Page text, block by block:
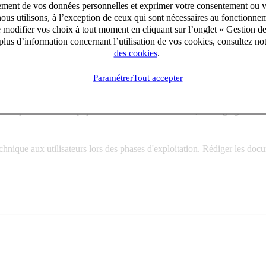
de vos données personnelles et exprimer votre consentement ou
utilisons, à l’exception de ceux qui sont nécessaires au
vos choix à tout moment en cliquant sur l’onglet « Gestion
d’information concernant l’utilisation de vos cookies, consultez
des cookies.
ParamétrerTout accepter
concevez, assemblez et caractérisez des bancs de tests
sur la partie vide, définir les caractéristiques techniques associées
de précision des équipements. Procéder aux essais, aux réglages et
aux utilisateurs lors des phases d'exploitation. Rédiger les